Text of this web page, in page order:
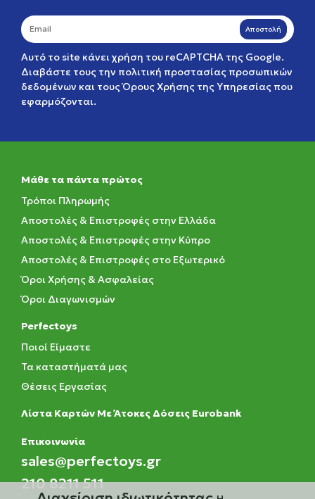
Αποστολή
Αυτό το site κάνει χρήση του reCAPTCHA της Google.
Διαβάστε τους την πολιτική προστασίας προσωπικών
δεδομένων και τουςΌρους Χρήσης της Υπηρεσίας που
εφαρμόζονται.
Μάθε τα πάντα πρώτος
Τρόποι Πληρωμής
Αποστολές & Επιστροφές στην Ελλάδα
Αποστολές & Επιστροφές στην Κύπρο
Αποστολές & Επιστροφές στο Εξωτερικό
Όροι Χρήσης & Ασφαλείας
Όροι Διαγωνισμών
Perfectoys
Ποιοί Είμαστε
Τα καταστήματά μας
Θέσεις Εργασίας
Λίστα Καρτών Με Άτοκες Δόσεις Eurobank
Eπικοινωνία
sales@perfectoys.gr
210 8211 511